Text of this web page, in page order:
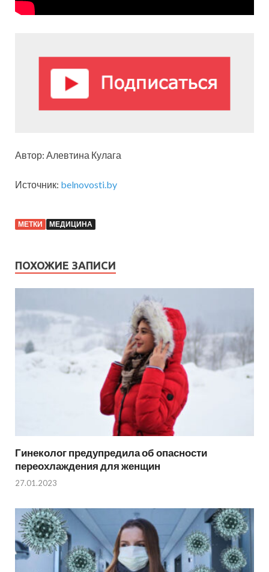
Автор: Алевтина Кулага
Источник: belnovosti.by
МЕТКИ МЕДИЦИНА
ПОХОЖИЕ ЗАПИСИ
Гинеколог предупредила об опасности
переохлаждения для женщин
27.01.2023